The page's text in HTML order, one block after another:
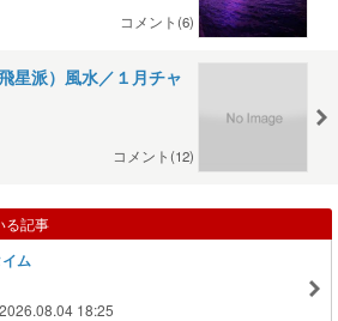
コメント(6)
星派）風水／１月チャ
コメント(12)
る記事
ム
2026.08.04 18:25